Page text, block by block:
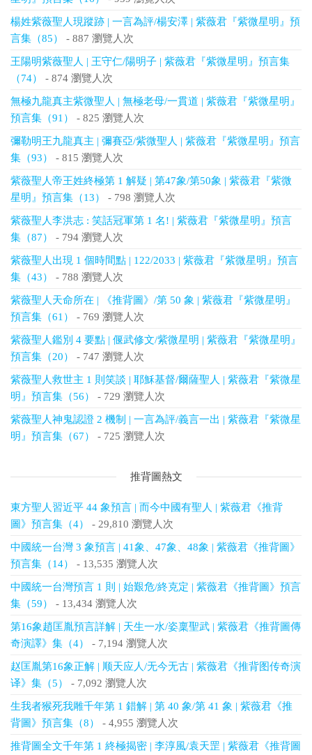
楊姓紫薇聖人現蹤跡 | 一言為評/楊安澤 | 紫薇君『紫微星明』預
言集（85）
- 887 瀏覽人次
王陽明紫薇聖人 | 王守仁/陽明子 | 紫薇君『紫微星明』預言集
（74）
- 874 瀏覽人次
無極九龍真主紫微聖人 | 無極老母/一貫道 | 紫薇君『紫微星明』
預言集（91）
- 825 瀏覽人次
彌勒明王九龍真主 | 彌賽亞/紫微聖人 | 紫薇君『紫微星明』預言
集（93）
- 815 瀏覽人次
紫薇聖人帝王姓終極第 1 解疑 | 第47象/第50象 | 紫薇君『紫微
星明』預言集（13）
- 798 瀏覽人次
紫薇聖人李洪志 : 笑話冠軍第 1 名! | 紫薇君『紫微星明』預言
集（87）
- 794 瀏覽人次
紫薇聖人出現 1 個時間點 | 122/2033 | 紫薇君『紫微星明』預言
集（43）
- 788 瀏覽人次
紫薇聖人天命所在 | 《推背圖》/第 50 象 | 紫薇君『紫微星明』
預言集（61）
- 769 瀏覽人次
紫薇聖人鑑別 4 要點 | 偃武修文/紫微星明 | 紫薇君『紫微星明』
預言集（20）
- 747 瀏覽人次
紫薇聖人救世主 1 則笑談 | 耶穌基督/爾薩聖人 | 紫薇君『紫微星
明』預言集（56）
- 729 瀏覽人次
紫薇聖人神鬼認證 2 機制 | 一言為評/義言一出 | 紫薇君『紫微星
明』預言集（67）
- 725 瀏覽人次
推背圖熱文
東方聖人習近平 44 象預言 | 而今中國有聖人 | 紫薇君《推背
圖》預言集（4）
- 29,810 瀏覽人次
中國統一台灣 3 象預言 | 41象、47象、48象 | 紫薇君《推背圖》
預言集（14）
- 13,535 瀏覽人次
中國統一台灣預言 1 則 | 始艱危/終克定 | 紫薇君《推背圖》預言
集（59）
- 13,434 瀏覽人次
第16象趙匡胤預言詳解 | 天生一水/姿稟聖武 | 紫薇君《推背圖傳
奇演譯》集（4）
- 7,194 瀏覽人次
赵匡胤第16象正解 | 顺天应人/无今无古 | 紫薇君《推背图传奇演
译》集（5）
- 7,092 瀏覽人次
生我者猴死我雕千年第 1 錯解 | 第 40 象/第 41 象 | 紫薇君《推
背圖》預言集（8）
- 4,955 瀏覽人次
推背圖全文千年第 1 終極揭密 | 李淳風/袁天罡 | 紫薇君《推背圖